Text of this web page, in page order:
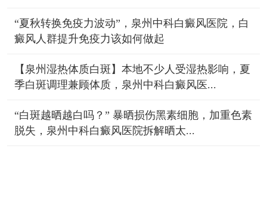
“夏秋转换免疫力波动”，泉州中科白癜风医院，白
癜风人群提升免疫力该如何做起
【泉州湿热体质白斑】本地不少人受湿热影响，夏
季白斑调理兼顾体质，泉州中科白癜风医...
“白斑越晒越白吗？” 暴晒损伤黑素细胞，加重色素
脱失，泉州中科白癜风医院拆解晒太...